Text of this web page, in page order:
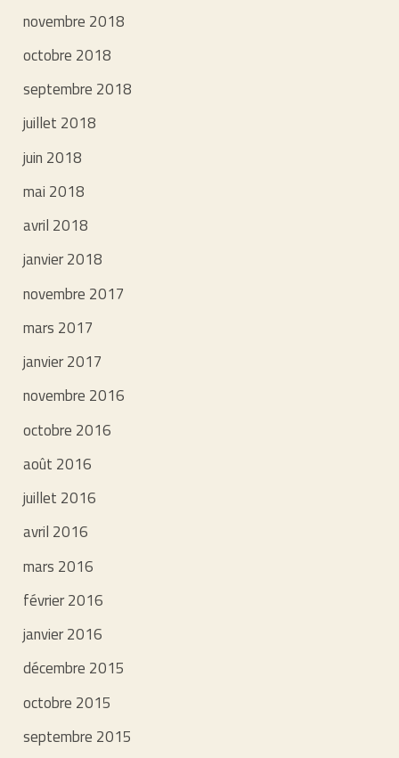
novembre 2018
octobre 2018
septembre 2018
juillet 2018
juin 2018
mai 2018
avril 2018
janvier 2018
novembre 2017
mars 2017
janvier 2017
novembre 2016
octobre 2016
août 2016
juillet 2016
avril 2016
mars 2016
février 2016
janvier 2016
décembre 2015
octobre 2015
septembre 2015